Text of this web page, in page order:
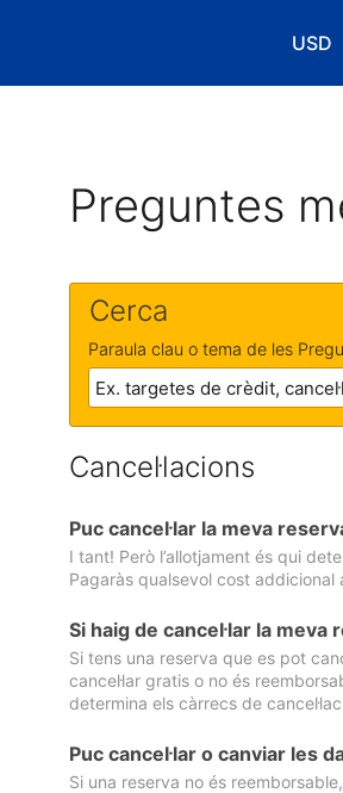
USD
Tria
Preguntes
Cerca
Paraula clau o tema de les
Cancel·lacions
Puc cancel·lar la meva
I tant! Però l’allotjament és qui
Pagaràs qualsevol cost addicional
Si haig de cancel·lar la
Si tens una reserva que es pot
cancel·lar gratis o no és
determina els càrrecs de
Puc cancel·lar o canviar les
Si una reserva no és